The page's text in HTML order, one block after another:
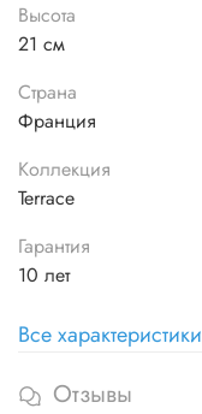
Высота
21 см
Страна
Франция
Коллекция
Terrace
Гарантия
10 лет
Все характеристики
Отзывы